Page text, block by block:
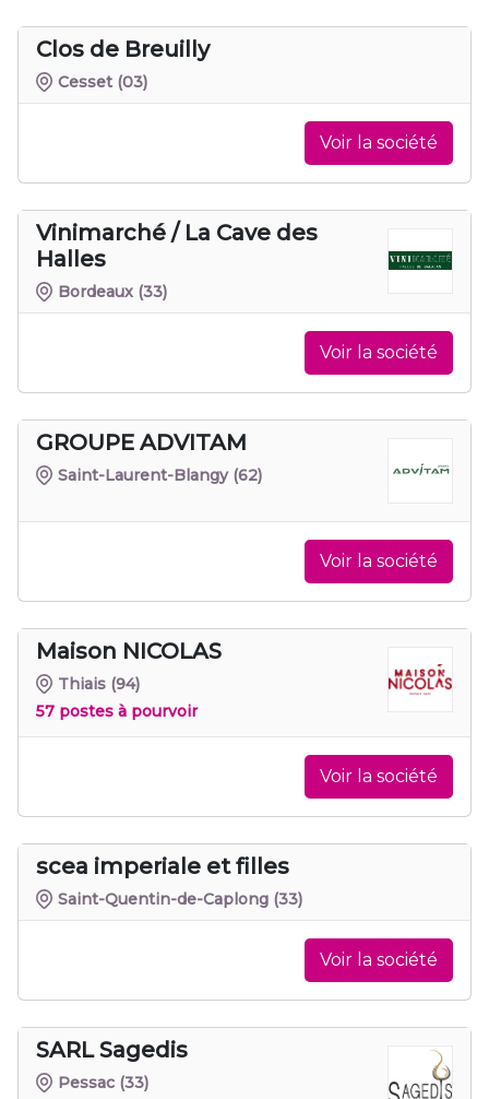
Clos de Breuilly
Cesset (03)
Voir la société
Vinimarché / La Cave des
Halles
Bordeaux (33)
Voir la société
GROUPE ADVITAM
Saint-Laurent-Blangy (62)
Voir la société
Maison NICOLAS
Thiais (94)
57 postes à pourvoir
Voir la société
scea imperiale et filles
Saint-Quentin-de-Caplong (33)
Voir la société
SARL Sagedis
Pessac (33)